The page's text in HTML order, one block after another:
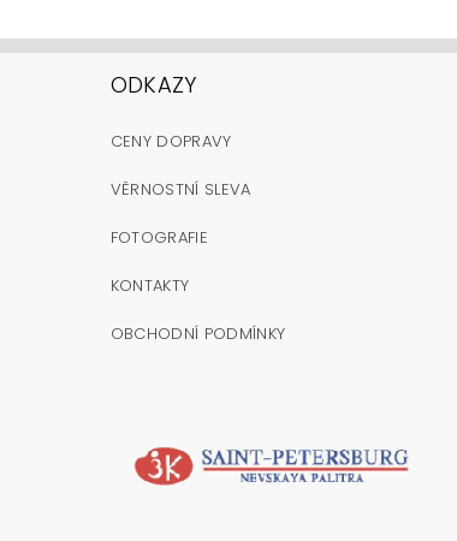
ODKAZY
CENY DOPRAVY
VĚRNOSTNÍ SLEVA
FOTOGRAFIE
KONTAKTY
OBCHODNÍ PODMÍNKY